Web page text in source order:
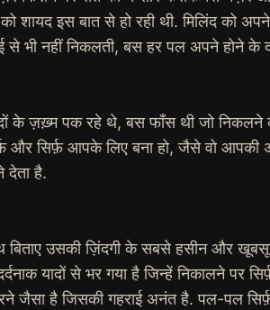
शायद इस बात से हो रही थी. मिलिंद को
से भी नहीं निकलती, बस हर पल अपने होने
के ज़ख़्म पक रहे थे, बस फाँस थी जो निकलने
और सिर्फ़ आपके लिए बना हो, जैसे वो आपकी
देता है.
बिताए उसकी ज़िंदगी के सबसे हसीन और
यादों से भर गया है जिन्हें निकालने
जैसा है जिसकी गहराई अनंत है. पल-पल